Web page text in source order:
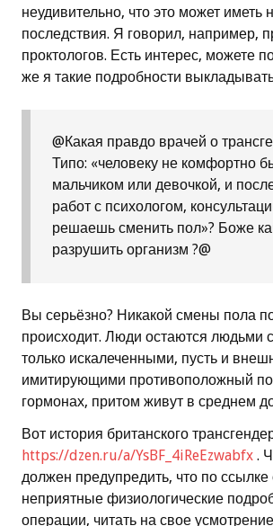
неудивительно, что это может иметь
последствия. Я говорил, например,
проктологов. Есть интерес, можете
же я такие подробности
@Какая правдо врачей о
Типо: «человеку не комфортно
мальчиком или девочкой, и
работ с психологом,
решаешь сменить пол»? Боже
разрушить организм ?@
Вы серьёзно? Никакой смены пола
происходит. Люди остаются людьми
только искалеченными, пусть и
имитирующими противоположный
гормонах, притом живут в среднем
Вот история британского
https://dzen.ru/a/YsBF_4iReEzwabfx .
должен предупредить, что по
неприятные физиологические
операции, читать на свое